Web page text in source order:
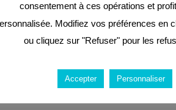
consentement à ces opérations et
Modifiez vos préférences en
ou cliquez sur "Refuser" pour les
Accepter Personnaliser